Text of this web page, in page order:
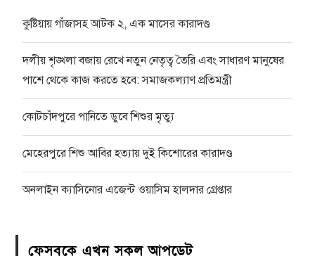
কুষ্টিয়ায় গাঁজাসহ আটক ২, এক মাসের কারাদণ্ড
দলীয় শৃঙ্খলা বজায় রেখে নতুন নেতৃত্ব তৈরি এবং সাধারণ মানুষের
পাশে থেকে কাজ করতে হবে: সমাজকল্যাণ প্রতিমন্ত্রী
কোটচাঁদপুরে পানিতে ডুবে শিশুর মৃত্যু
মেহেরপুরে শিশু আবির হত্যায় দুই কিশোরের কারাদণ্ড
অনলাইন ক্যাসিনোর এজেন্ট ওয়াসিম হালদার গ্রেপ্তার
ফেসবুকে এখন সকল আপডেট